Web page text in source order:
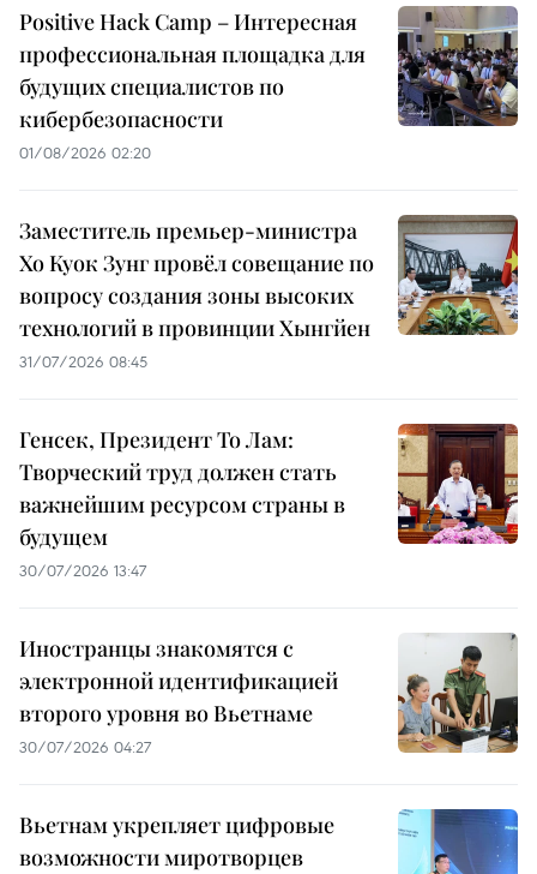
Positive Hack Camp – Интересная
профессиональная площадка для
будущих специалистов по
кибербезопасности
01/08/2026 02:20
Заместитель премьер-министра
Хо Куок Зунг провёл совещание по
вопросу создания зоны высоких
технологий в провинции Хынгйен
31/07/2026 08:45
Генсек, Президент То Лам:
Творческий труд должен стать
важнейшим ресурсом страны в
будущем
30/07/2026 13:47
Иностранцы знакомятся с
электронной идентификацией
второго уровня во Вьетнаме
30/07/2026 04:27
Вьетнам укрепляет цифровые
возможности миротворцев